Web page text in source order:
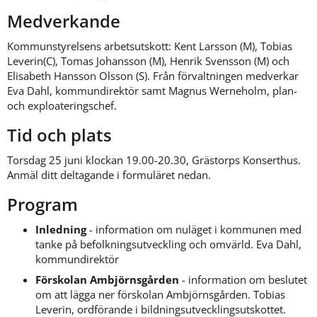
Medverkande
Kommunstyrelsens arbetsutskott: Kent Larsson (M), Tobias
Leverin(C), Tomas Johansson (M), Henrik Svensson (M) och
Elisabeth Hansson Olsson (S). Från förvaltningen medverkar
Eva Dahl, kommundirektör samt Magnus Werneholm, plan-
och exploateringschef.
Tid och plats
Torsdag 25 juni klockan 19.00-20.30, Grästorps Konserthus.
Anmäl ditt deltagande i formuläret nedan.
Program
Inledning - information om nuläget i kommunen med
tanke på befolkningsutveckling och omvärld. Eva Dahl,
kommundirektör
Förskolan Ambjörnsgården - information om beslutet
om att lägga ner förskolan Ambjörnsgården. Tobias
Leverin, ordförande i bildningsutvecklingsutskottet.